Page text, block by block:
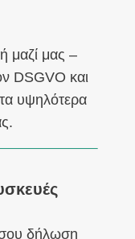
μαζί μας –
DSGVO και
υψηλότερα
δήλωση